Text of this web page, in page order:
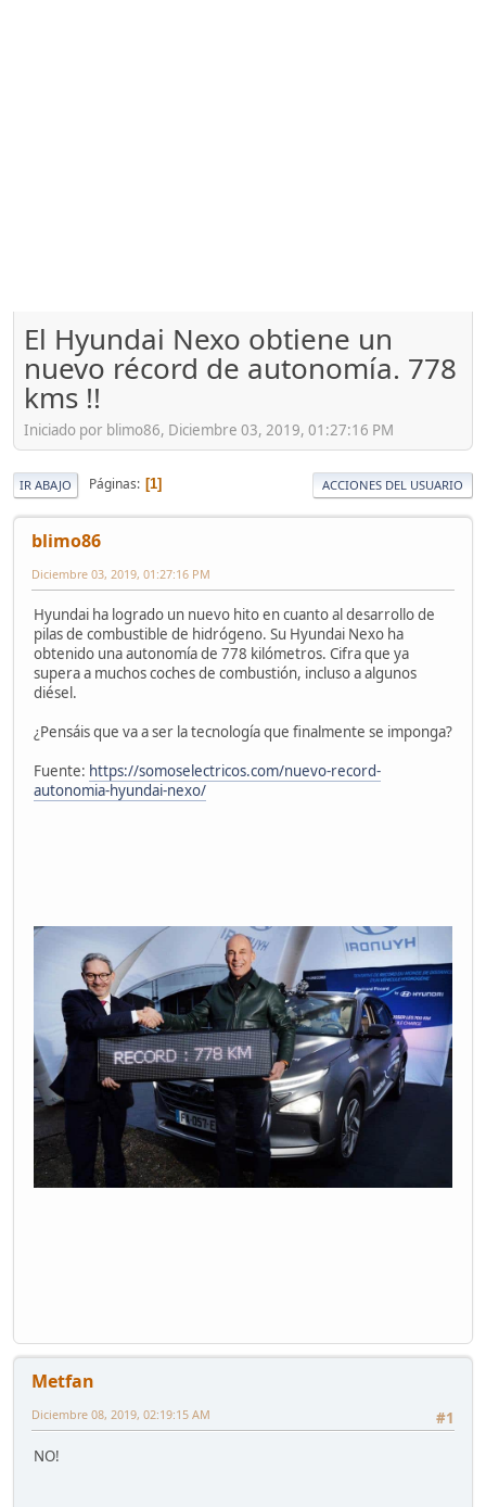
El Hyundai Nexo obtiene un
nuevo récord de autonomía. 778
kms !!
Iniciado por blimo86, Diciembre 03, 2019, 01:27:16 PM
IR ABAJO Páginas 1 ACCIONES DEL USUARIO
blimo86
Diciembre 03, 2019, 01:27:16 PM
Hyundai ha logrado un nuevo hito en cuanto al desarrollo de
pilas de combustible de hidrógeno. Su Hyundai Nexo ha
obtenido una autonomía de 778 kilómetros. Cifra que ya
supera a muchos coches de combustión, incluso a algunos
diésel.
¿Pensáis que va a ser la tecnología que finalmente se imponga?
Fuente: https://somoselectricos.com/nuevo-record-
autonomia-hyundai-nexo/
Metfan
#1
Diciembre 08, 2019, 02:19:15 AM
NO!